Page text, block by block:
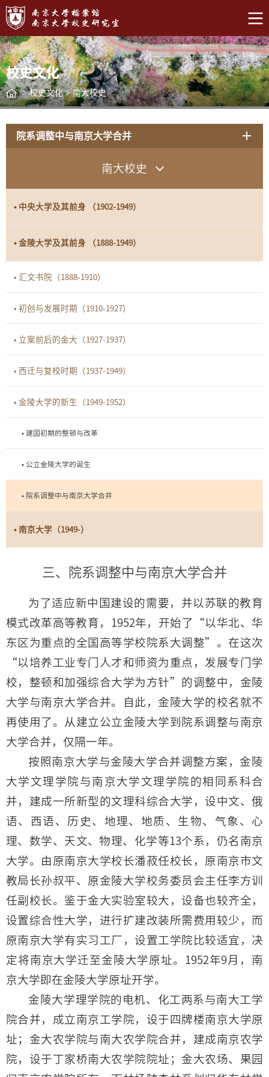
校史文化
> 校史文化 > 南大校史
院系调整中与南京大学合并
南大校史
• 中央大学及其前身 （1902-1949）
• 金陵大学及其前身 （1888-1949）
• 汇文书院（1888-1910）
• 初创与发展时期（1910-1927）
• 立案前后的金大（1927-1937）
• 西迁与复校时期（1937-1949）
• 金陵大学的新生（1949-1952）
• 建国初期的整顿与改革
• 公立金陵大学的诞生
• 院系调整中与南京大学合并
• 南京大学（1949-）
三、院系调整中与南京大学合并
为了适应新中国建设的需要，并以苏联的教育
模式改革高等教育，1952年，开始了“以华北、华
东区为重点的全国高等学校院系大调整”。在这次
“以培养工业专门人才和师资为重点，发展专门学
校，整顿和加强综合大学为方针”的调整中，金陵
大学与南京大学合并。自此，金陵大学的校名就不
再使用了。从建立公立金陵大学到院系调整与南京
大学合并，仅隔一年。
按照南京大学与金陵大学合并调整方案，金陵
大学文理学院与南京大学文理学院的相同系科合
并，建成一所新型的文理科综合大学，设中文、俄
语、西语、历史、地理、地质、生物、气象、心
理、数学、天文、物理、化学等13个系，仍名南京
大学。由原南京大学校长潘菽任校长，原南京市文
教局长孙叔平、原金陵大学校务委员会主任李方训
任副校长。鉴于金大实验室较大，设备也较齐全，
设置综合性大学，进行扩建改装所需费用较少，而
原南京大学有实习工厂，设置工学院比较适宜，决
定将南京大学迁至金陵大学原址。1952年9月，南
京大学即在金陵大学原址开学。
金陵大学理学院的电机、化工两系与南大工学
院合并，成立南京工学院，设于四牌楼南京大学原
址；金大农学院与南大农学院合并，建成南京农学
院，设于丁家桥南大农学院院址；金大农场、果园